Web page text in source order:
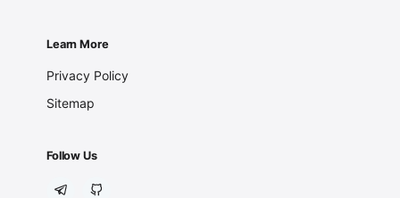
Learn More
Privacy Policy
Sitemap
Follow Us